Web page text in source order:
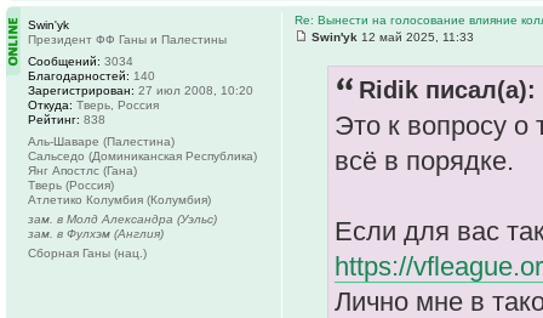
Re: Вынести на голосование влияние
Swin'yk 12 май 2025, 11:33
Ridik писал(а):
Это к вопросу о
всё в порядке.
Если для вас
https://
Лично мне в
Swin'yk
Президент ФФ Ганы и Палестины
Сообщений: 3034
Благодарностей: 140
Зарегистрирован: 27 июл 2008, 10:20
Откуда: Тверь, Россия
Рейтинг: 838
Аль-Шаваре (Палестина)
Сальседо (Доминиканская Республика)
Янг Апостлс (Гана)
Тверь (Россия)
Атлетико Колумбия (Колумбия)
зам. в Молд Александра (Уэльс)
зам. в Фулхэм (Англия)
Сборная Ганы (нац.)